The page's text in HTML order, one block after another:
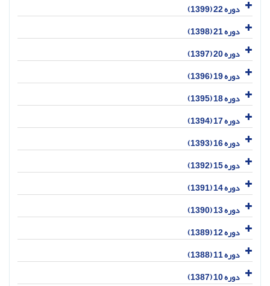
دوره 22 (1399)
دوره 21 (1398)
دوره 20 (1397)
دوره 19 (1396)
دوره 18 (1395)
دوره 17 (1394)
دوره 16 (1393)
دوره 15 (1392)
دوره 14 (1391)
دوره 13 (1390)
دوره 12 (1389)
دوره 11 (1388)
دوره 10 (1387)